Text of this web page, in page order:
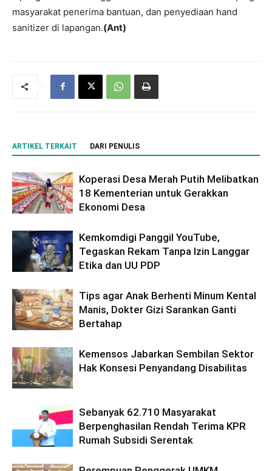
masyarakat penerima bantuan, dan penyediaan hand
sanitizer di lapangan.(Ant)
ARTIKEL TERKAIT DARI PENULIS
Koperasi Desa Merah Putih Melibatkan
18 Kementerian untuk Gerakkan
Ekonomi Desa
Kemkomdigi Panggil YouTube,
Tegaskan Rekam Tanpa Izin Langgar
Etika dan UU PDP
Tips agar Anak Berhenti Minum Kental
Manis, Dokter Gizi Sarankan Ganti
Bertahap
Kemensos Jabarkan Sembilan Sektor
Hak Konsesi Penyandang Disabilitas
Sebanyak 62.710 Masyarakat
Berpenghasilan Rendah Terima KPR
Rumah Subsidi Serentak